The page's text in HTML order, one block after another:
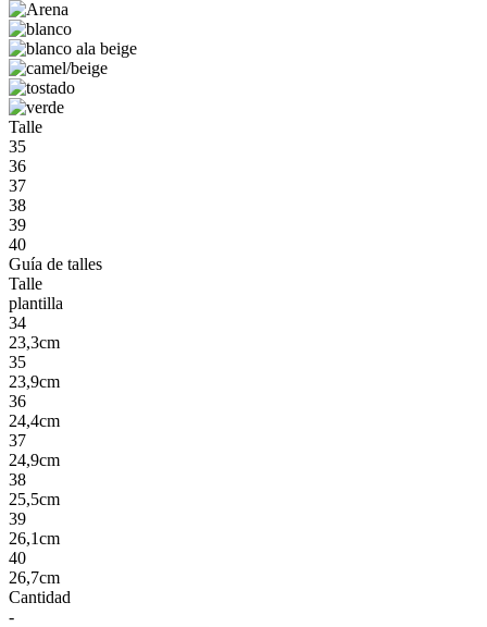
Talle
35
36
37
38
39
40
Guía de talles
Talle
plantilla
34
23,3cm
35
23,9cm
36
24,4cm
37
24,9cm
38
25,5cm
39
26,1cm
40
26,7cm
Cantidad
-